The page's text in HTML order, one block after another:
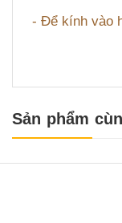
- Để kính vào
Sản phẩm